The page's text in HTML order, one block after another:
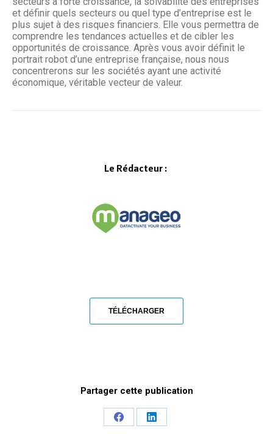
et définir quels secteurs ou quel type d’entreprise est le
plus sujet à des risques financiers. Elle vous permettra de
comprendre les tendances actuelles et de cibler les
opportunités de croissance. Après vous avoir définit le
portrait robot d’une entreprise française, nous nous
concentrerons sur les sociétés ayant une activité
économique, véritable vecteur de valeur.
Le Rédacteur :
TÉLÉCHARGER
Share
Share